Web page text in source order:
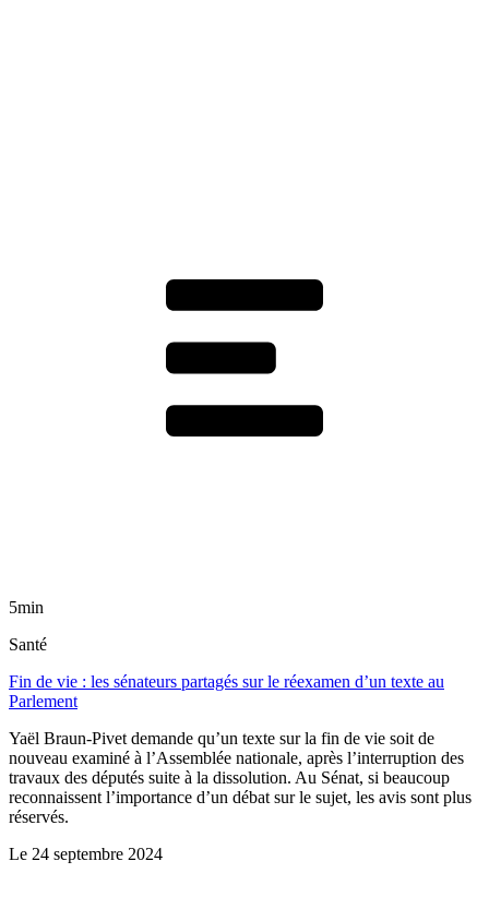
5min
Santé
Fin de vie : les sénateurs partagés sur le réexamen d’un texte au
Parlement
Yaël Braun-Pivet demande qu’un texte sur la fin de vie soit de
nouveau examiné à l’Assemblée nationale, après l’interruption des
travaux des députés suite à la dissolution. Au Sénat, si beaucoup
reconnaissent l’importance d’un débat sur le sujet, les avis sont plus
réservés.
Le 24 septembre 2024